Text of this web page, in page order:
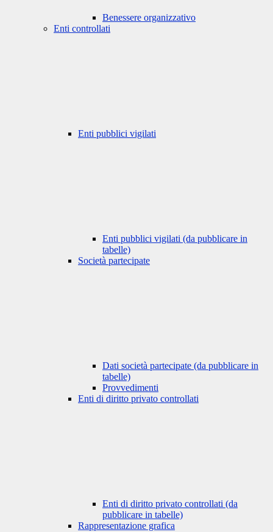
Benessere organizzativo
Enti controllati
Enti pubblici vigilati
Enti pubblici vigilati (da pubblicare in
tabelle)
Società partecipate
Dati società partecipate (da pubblicare in
tabelle)
Provvedimenti
Enti di diritto privato controllati
Enti di diritto privato controllati (da
pubblicare in tabelle)
Rappresentazione grafica